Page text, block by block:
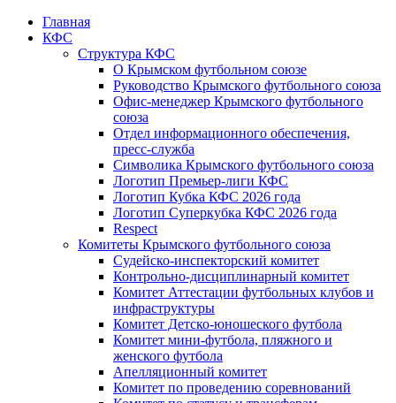
Главная
КФС
Структура КФС
О Крымском футбольном союзе
Руководство Крымского футбольного союза
Офис-менеджер Крымского футбольного
союза
Отдел информационного обеспечения,
пресс-служба
Символика Крымского футбольного союза
Логотип Премьер-лиги КФС
Логотип Кубка КФС 2026 года
Логотип Суперкубка КФС 2026 года
Respect
Комитеты Крымского футбольного союза
Судейско-инспекторский комитет
Контрольно-дисциплинарный комитет
Комитет Аттестации футбольных клубов и
инфраструктуры
Комитет Детско-юношеского футбола
Комитет мини-футбола, пляжного и
женского футбола
Апелляционный комитет
Комитет по проведению соревнований